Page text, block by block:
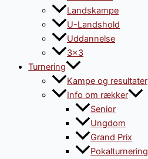
Landskampe
U-Landshold
Uddannelse
3×3
Turnering
Kampe og resultater
Info om rækker
Senior
Ungdom
Grand Prix
Pokalturnering